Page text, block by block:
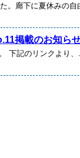
。廊下に夏休みの自
掲載のお知ら
下記のリンクより、